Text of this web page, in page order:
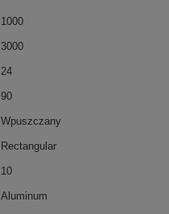
1000
3000
24
90
Wpuszczany
Rectangular
10
Aluminum